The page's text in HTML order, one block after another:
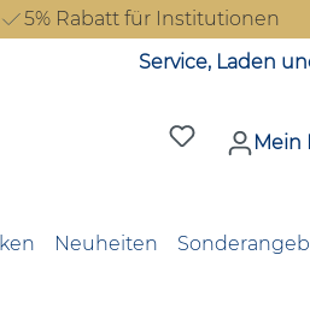
5% Rabatt für Institutionen
Service, Laden
Du hast 0
Mein
Neuheiten